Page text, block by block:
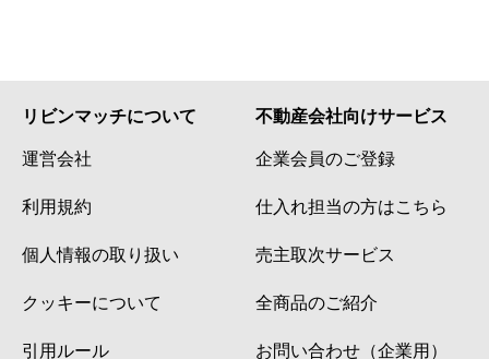
リビンマッチについて
運営会社
利用規約
個人情報の取り扱い
クッキーについて
引用ルール
不動産会社向けサービス
企業会員のご登録
仕入れ担当の方はこちら
売主取次サービス
全商品のご紹介
お問い合わせ（企業用）